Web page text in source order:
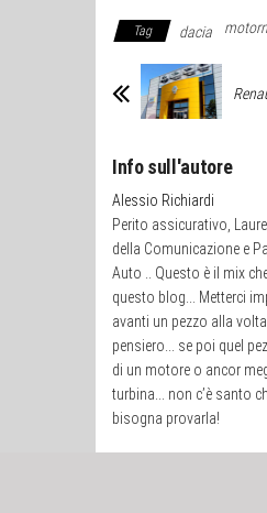
Tag dacia
Info sull'autore
Alessio Richiardi
Perito assicurativo,
della Comunicazione e
Auto .. Questo è il mix
questo blog... Metterci
avanti un pezzo alla
pensiero... se poi quel
di un motore o ancor
turbina... non c’è santo
bisogna provarla!